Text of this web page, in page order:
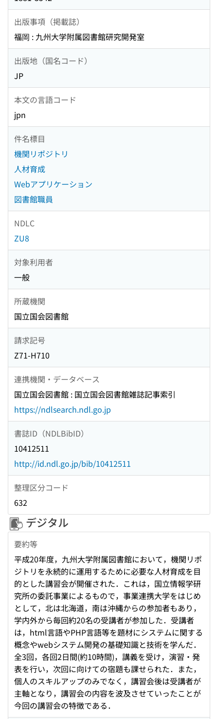
出版事項（掲載誌）
福岡 : 九州大学附属図書館研究開発室
出版地（国名コード）
JP
本文の言語コード
jpn
件名標目
機関リポジトリ
人材育成
Webアプリケーション
図書館職員
NDLC
ZU8
対象利用者
一般
所蔵機関
国立国会図書館
請求記号
Z71-H710
連携機関・データベース
国立国会図書館 : 国立国会図書館雑誌記事索引
https://ndlsearch.ndl.go.jp
書誌ID（NDLBibID）
10412511
http://id.ndl.go.jp/bib/10412511
整理区分コード
632
デジタル
要約等
平成20年度，九州大学附属図書館において，機関リポ
ジトリを永続的に運用するために必要な人材育成を目
的とした講習会が開催された．これは，国立情報学研
究所の委託事業によるもので，事業連携大学をはじめ
として，北は北海道，南は沖縄からの参加者もあり，
学内外から毎回約20名の受講者が参加した．受講者
は，html言語やPHP言語等を題材にシステムに関する
概念やwebシステム開発の基礎知識と技術を学んだ．
全3回，各回2日間(約10時間)，講義を受け，演習・発
表を行い，次回に向けての宿題も課せられた．また，
個人のスキルアップのみでなく，講習会後は受講者が
主軸となり，講習会の内容を波及させていったことが
今回の講習会の特徴である．